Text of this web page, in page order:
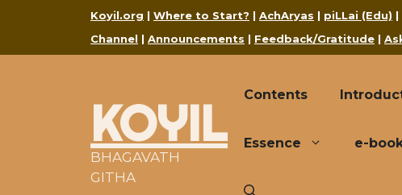
Koyil.org | Where to Start? | AchAryas | piLLai (Edu) |
Channel | Announcements | Feedback/Gratitude |
KOYIL
BHAGAVATH
GITHA
Contents
Essence e-